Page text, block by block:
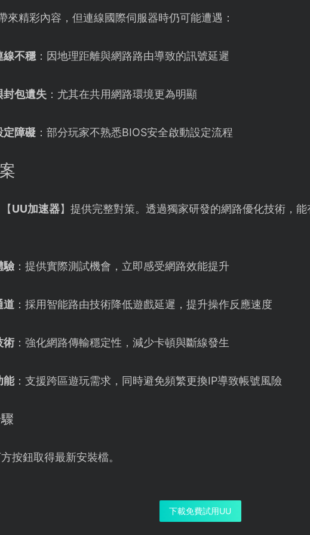
來精彩內容，但連線國際伺服器時仍可能遭遇：
線不穩：因地理距離與網路路由導致的訊號延遲
封包遺失：尤其在共用網路環境更為明顯
定障礙：部分玩家不熟悉BIOS安全啟動設定流程
UU加速器】提供完整對策。透過獨家研發的網路優化技術，
驗：提供實際測試機會，立即感受網路效能提升
道：採用智能路由技術降低遊戲延遲，提升操作反應速度
術：強化網路傳輸穩定性，減少卡頓與斷線發生
能：支援跨區遊玩需求，同時避免頻繁更換IP導致帳號風險
按鈕取得最新安裝檔。
下載免費試用UU